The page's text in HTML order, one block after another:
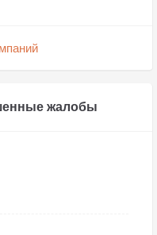
жалобы